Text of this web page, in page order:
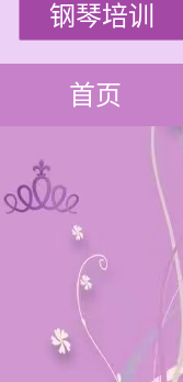
钢琴培训
首页